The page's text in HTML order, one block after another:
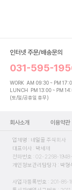
인터넷 주문/배송문의
031-595-
WORK AM 09:30 ~ PM
LUNCH PM 13:00 ~ PM
(토/일/공휴일 휴무)
회사소개 이용약관
업체명 : 네일몰 주식회사
대표이사 : 박세재
전화번호 : 02-2268-
개인정보관리담당자 : 박형
사업자등록번호 : 201-86-